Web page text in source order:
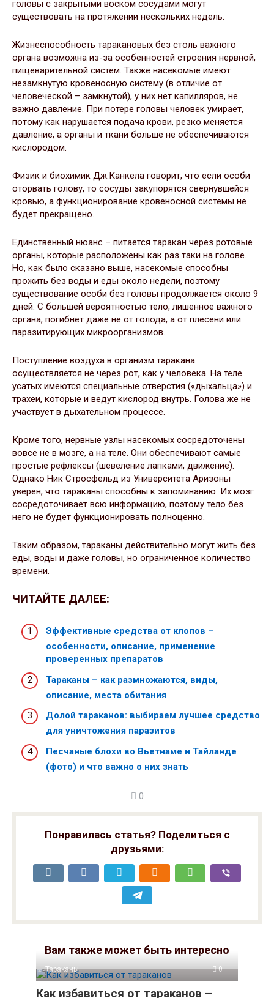
головы с закрытыми воском сосудами могут
существовать на протяжении нескольких недель.
Жизнеспособность таракановых без столь важного
органа возможна из-за особенностей строения нервной,
пищеварительной систем. Также насекомые имеют
незамкнутую кровеносную систему (в отличие от
человеческой – замкнутой), у них нет капилляров, не
важно давление. При потере головы человек умирает,
потому как нарушается подача крови, резко меняется
давление, а органы и ткани больше не обеспечиваются
кислородом.
Физик и биохимик Дж.Канкела говорит, что если особи
оторвать голову, то сосуды закупорятся свернувшейся
кровью, а функционирование кровеносной системы не
будет прекращено.
Единственный нюанс – питается таракан через ротовые
органы, которые расположены как раз таки на голове.
Но, как было сказано выше, насекомые способны
прожить без воды и еды около недели, поэтому
существование особи без головы продолжается около 9
дней. С большей вероятностью тело, лишенное важного
органа, погибнет даже не от голода, а от плесени или
паразитирующих микроорганизмов.
Поступление воздуха в организм таракана
осуществляется не через рот, как у человека. На теле
усатых имеются специальные отверстия («дыхальца») и
трахеи, которые и ведут кислород внутрь. Голова же не
участвует в дыхательном процессе.
Кроме того, нервные узлы насекомых сосредоточены
вовсе не в мозге, а на теле. Они обеспечивают самые
простые рефлексы (шевеление лапками, движение).
Однако Ник Стросфельд из Университета Аризоны
уверен, что тараканы способны к запоминанию. Их мозг
сосредоточивает всю информацию, поэтому тело без
него не будет функционировать полноценно.
Таким образом, тараканы действительно могут жить без
еды, воды и даже головы, но ограниченное количество
времени.
ЧИТАЙТЕ ДАЛЕЕ:
Эффективные средства от клопов –
особенности, описание, применение
проверенных препаратов
Тараканы – как размножаются, виды,
описание, места обитания
Долой тараканов: выбираем лучшее средство
для уничтожения паразитов
Песчаные блохи во Вьетнаме и Тайланде
(фото) и что важно о них знать
0
Понравилась статья? Поделиться с
друзьями:
Вам также может быть интересно
Тараканы 0
Как избавиться от тараканов –